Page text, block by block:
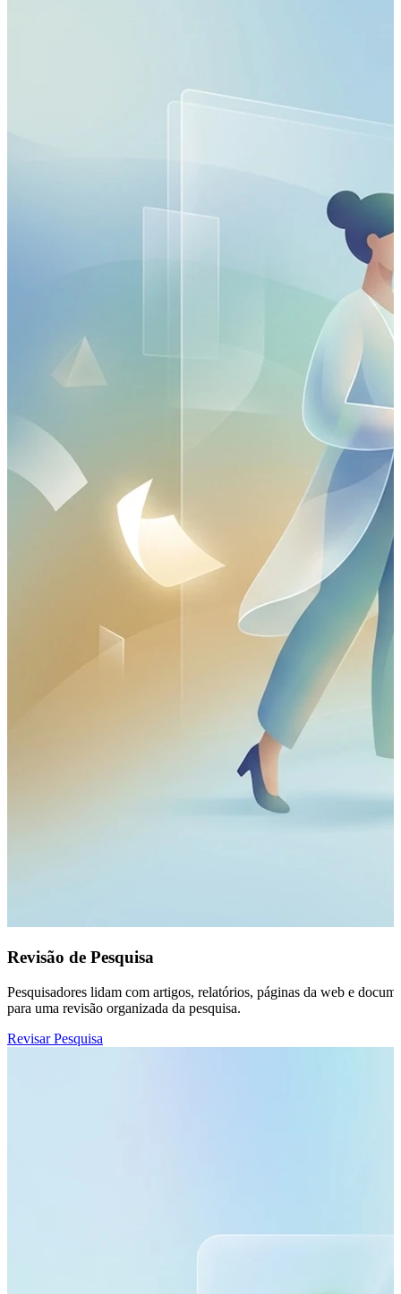
Revisão de Pesquisa
Pesquisadores lidam com artigos, relatórios, páginas da web e
para uma revisão organizada da pesquisa.
Revisar Pesquisa